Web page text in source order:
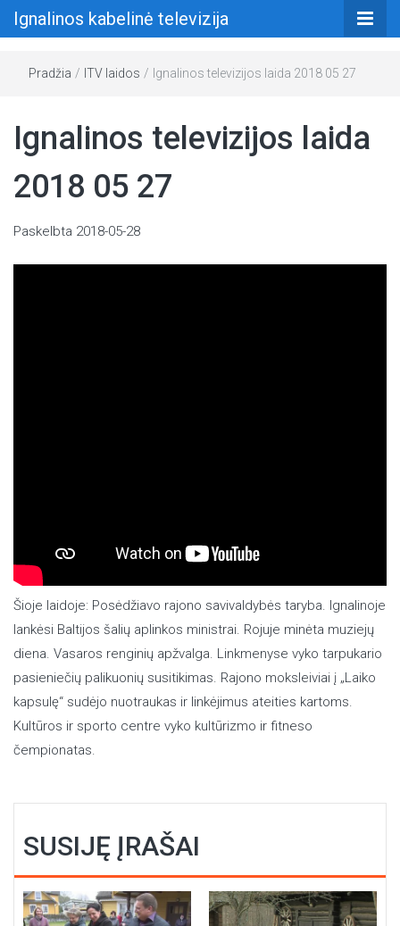
Ignalinos kabelinė televizija
Pradžia / ITV laidos / Ignalinos televizijos laida 2018 05 27
Ignalinos televizijos laida
2018 05 27
Paskelbta 2018-05-28
Šioje laidoje: Posėdžiavo rajono savivaldybės taryba. Ignalinoje
lankėsi Baltijos šalių aplinkos ministrai. Rojuje minėta muziejų
diena. Vasaros renginių apžvalga. Linkmenyse vyko tarpukario
pasieniečių palikuonių susitikimas. Rajono moksleiviai į „Laiko
kapsulę“ sudėjo nuotraukas ir linkėjimus ateities kartoms.
Kultūros ir sporto centre vyko kultūrizmo ir fitneso
čempionatas.
SUSIJĘ ĮRAŠAI